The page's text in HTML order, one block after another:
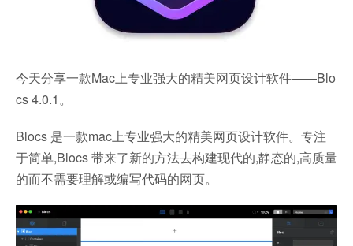
今天分享一款Mac上专业强大的精美网页设计软件——Blo
cs 4.0.1。
Blocs 是一款mac上专业强大的精美网页设计软件。专注
于简单,Blocs 带来了新的方法去构建现代的,静态的,高质量
的而不需要理解或编写代码的网页。